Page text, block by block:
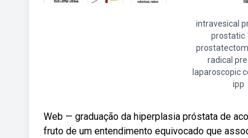
intravesical
prostatic
radical
laparoscopic
ipp
Web — graduação da hiperplasia próstata de
fruto de um entendimento equivocado que